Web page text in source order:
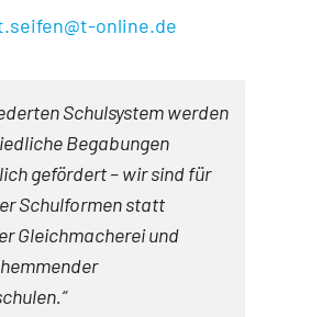
online.de
Schulsystem werden
Begabungen
gefördert – wir sind für
Schulformen statt
Gleichmacherei und